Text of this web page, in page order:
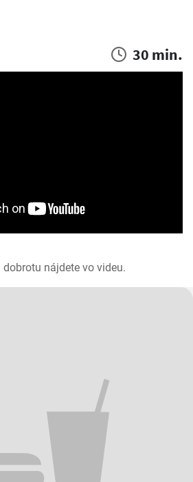
30 min.
nájdete vo videu.